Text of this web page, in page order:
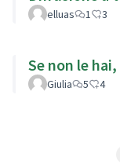
elluas 1 3
Se non le
Giulia 5 4